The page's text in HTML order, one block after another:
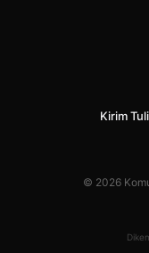
Kirim
© 2026